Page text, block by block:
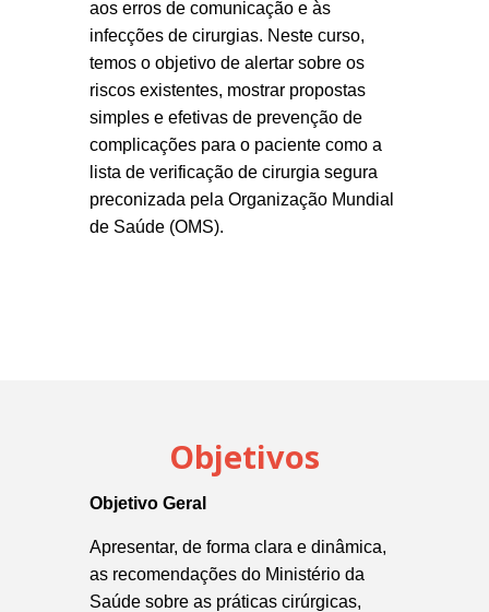
aos erros de comunicação e às
infecções de cirurgias. Neste curso,
temos o objetivo de alertar sobre os
riscos existentes, mostrar propostas
simples e efetivas de prevenção de
complicações para o paciente como a
lista de verificação de cirurgia segura
preconizada pela Organização Mundial
de Saúde (OMS).
Objetivos
Objetivo Geral
Apresentar, de forma clara e dinâmica,
as recomendações do Ministério da
Saúde sobre as práticas cirúrgicas,